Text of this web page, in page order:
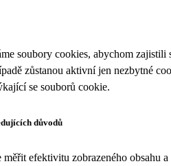
soubory cookies, abychom
zůstanou aktivní jen nezbytné
se souborů cookie.
důvodů
efektivitu zobrazeného obsahu